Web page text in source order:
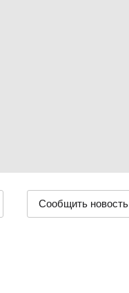
Сообщить новость